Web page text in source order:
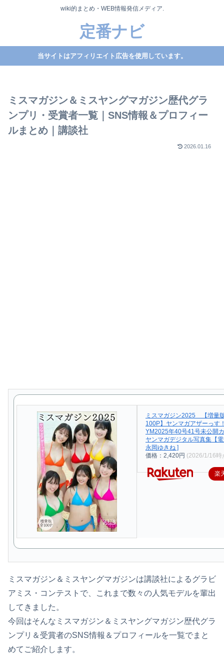
wiki的まとめ・WEB情報発信メディア.
定番ナビ
当サイトはアフィリエイト広告を使用しています。
ミスマガジン＆ミスヤングマガジン歴代グラ
ンプリ・受賞者一覧｜SNS情報＆プロフィー
ルまとめ｜講談社
2026.01.16
ミスマガジン2025 【増量
100P】ヤンマガアザーっす
YM2025年40号41号未公
ヤンマガデジタル写真集【
永岡ゆきね ]
価格：2,420円 (2026/1/16時
楽
ミスマガジン＆ミスヤングマガジンは講談社によるグラビ
アミス・コンテストで、これまで数々の人気モデルを輩出
してきました。
今回はそんなミスマガジン＆ミスヤングマガジン歴代グラ
ンプリ＆受賞者のSNS情報＆プロフィールを一覧でまと
めてご紹介します。